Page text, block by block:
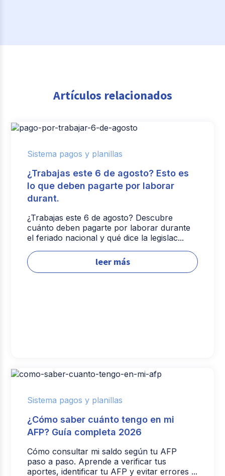
Artículos relacionados
Sistema pagos y planillas
¿Trabajas este 6 de agosto? Esto es
lo que deben pagarte por laborar
durant.
¿Trabajas este 6 de agosto? Descubre
cuánto deben pagarte por laborar durante
el feriado nacional y qué dice la legislac...
leer más
Sistema pagos y planillas
¿Cómo saber cuánto tengo en mi
AFP? Guía completa 2026
Cómo consultar mi saldo según tu AFP
paso a paso. Aprende a verificar tus
aportes, identificar tu AFP y evitar errores ...